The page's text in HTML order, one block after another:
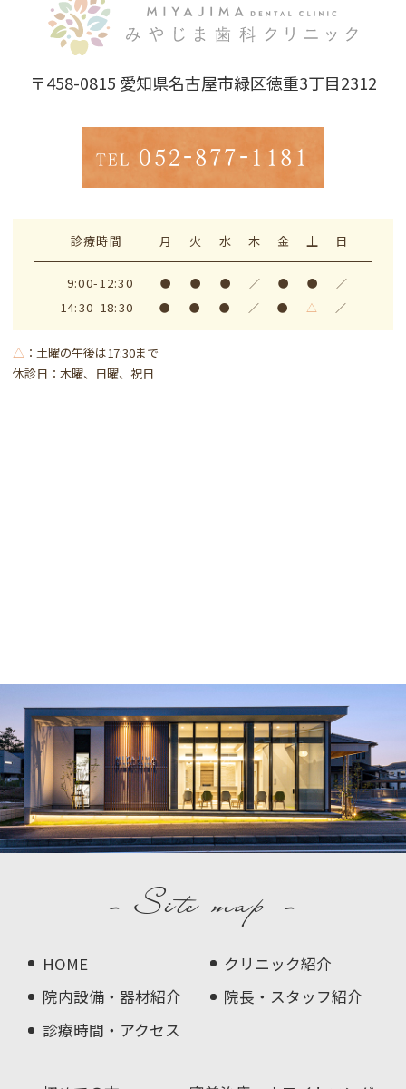
〒458-0815 愛知県名古屋市緑区徳重3丁目2312
TEL 052-877-1181
診療時間 月 火 水 木 金 土 日
9:00-12:30 ● ● ● ／ ● ● ／
14:30-18:30 ● ● ● ／ ● △ ／
△ ：土曜の午後は17:30まで
休診日：木曜、日曜、祝日
- Site map -
HOME
クリニック紹介
院内設備・器材紹介
院長・スタッフ紹介
診療時間・アクセス